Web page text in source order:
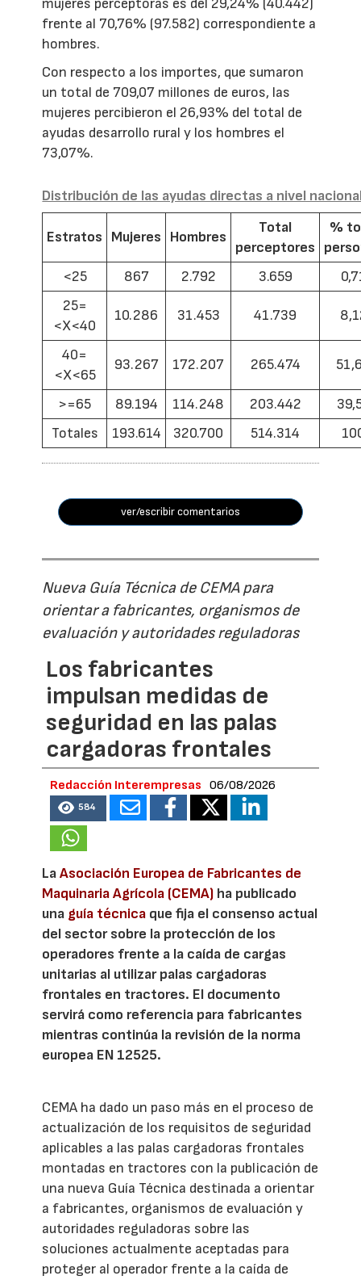
mujeres perceptoras es del 29,24% (40.442)
frente al 70,76% (97.582) correspondiente a
hombres.
Con respecto a los importes, que sumaron
un total de 709,07 millones de euros, las
mujeres percibieron el 26,93% del total de
ayudas desarrollo rural y los hombres el
73,07%.
Distribución de las ayudas directas a nivel
Estratos Mujeres Hombres
Total
perceptores
%
<25
867 2.792 3.659
25=
<X<40
10.286 31.453 41.739
40=
<X<65
93.267 172.207 265.474
>=65 89.194 114.248 203.442
Totales
193.614 320.700 514.314
ver/escribir comentarios
Nueva Guía Técnica de CEMA para
orientar a fabricantes, organismos de
evaluación y autoridades reguladoras
Los fabricantes
impulsan medidas de
seguridad en las palas
cargadoras frontales
Redacción Interempresas 06/08/2026
584
LaAsociación Europea de Fabricantes de
Maquinaria Agrícola (CEMA) ha publicado
una guía técnica que fija el consenso actual
del sector sobre la protección de los
operadores frente a la caída de cargas
unitarias al utilizar palas cargadoras
frontales en tractores. El documento
servirá como referencia para fabricantes
mientras continúa la revisión de la norma
europea EN 12525.
CEMA ha dado un paso más en el proceso de
actualización de los requisitos de seguridad
aplicables a las palas cargadoras frontales
montadas en tractores con la publicación de
una nueva Guía Técnica destinada a orientar
a fabricantes, organismos de evaluación y
autoridades reguladoras sobre las
soluciones actualmente aceptadas para
proteger al operador frente a la caída de